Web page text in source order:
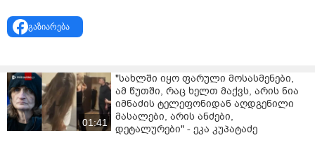
დაკავშირებით დასმულ კითხვაზე პასუხად.
გაზიარება
01:41
"სახლში იყო ფარული მოსასმენები,
ამ წუთში, რაც ხელთ მაქვს, არის ნია
იმნაძის ტელეფონიდან აღდგენილი
მასალები, არის ანძები,
დეტალურები" - ეკა კუპატაძე